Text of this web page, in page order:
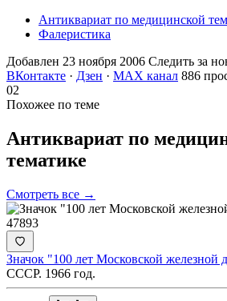
Антиквариат по медицинской
Фалеристика
Добавлен 23 ноября 2006 Следить за
ВКонтакте · Дзен · MAX канал 886
02
Похожее по теме
Антиквариат по
тематике
Смотреть все →
47893
Значок "100 лет Московской железной
СССР. 1966 год.